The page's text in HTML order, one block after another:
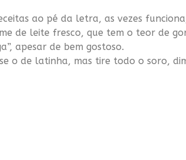
ao pé da letra, as vezes
de leite fresco, que tem o teor de
apesar de bem gostoso.
o de latinha, mas tire todo o soro,